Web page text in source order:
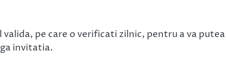
pe care o verificati zilnic, pentru a va putea
invitatia.